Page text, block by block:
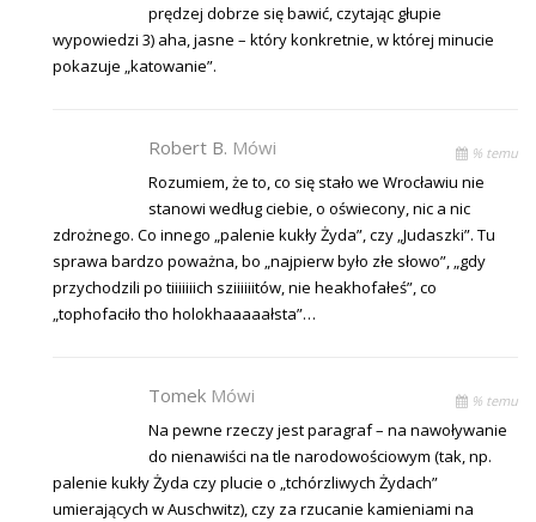
prędzej dobrze się bawić, czytając głupie
wypowiedzi 3) aha, jasne – który konkretnie, w której minucie
pokazuje „katowanie”.
Robert B. Mówi % temu
Rozumiem, że to, co się stało we Wrocławiu nie
stanowi według ciebie, o oświecony, nic a nic
zdrożnego. Co innego „palenie kukły Żyda”, czy „Judaszki”. Tu
sprawa bardzo poważna, bo „najpierw było złe słowo”, „gdy
przychodzili po tiiiiiiich sziiiiiitów, nie heakhofałeś”, co
„tophofaciło tho holokhaaaaałsta”…
Tomek Mówi % temu
Na pewne rzeczy jest paragraf – na nawoływanie
do nienawiści na tle narodowościowym (tak, np.
palenie kukły Żyda czy plucie o „tchórzliwych Żydach”
umierających w Auschwitz), czy za rzucanie kamieniami na